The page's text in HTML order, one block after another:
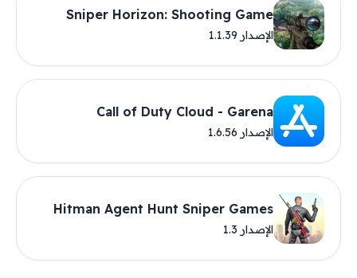
Sniper Horizon: Shooting Game
الإصدار 1.1.39
Call of Duty Cloud - Garena
الإصدار 1.6.56
Hitman Agent Hunt Sniper Games
الإصدار 1.3